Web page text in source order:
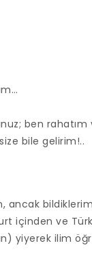
ben
bile gelirim!..
içinden ve
yiyerek ilim